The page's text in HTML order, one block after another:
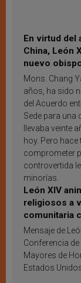
En virtud del
China, León
nuevo
Mons. Chang
años, ha sido
del Acuerdo
Sede para una
llevaba veinte
hoy. Pero
comprometer
controvertida
minorías.
León XIV
religiosos a
comunitaria
inspiración y
Mensaje de
Conferencia
Mayores de
Estados